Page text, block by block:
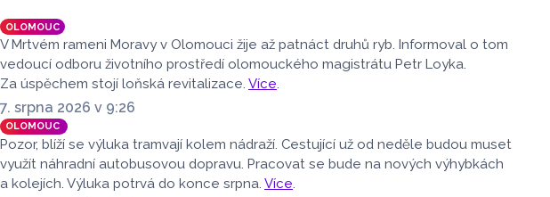
na dlouhou dobu rozešly. Minulý rok
ale britpopová kapela Vertigo
nabrala druhý dech. Tentokrát už v
pozměněné sestavě.
pouze dospělým divákům. Filmové
novinky představil Radek Kreuziger
OLOMOUC
V Mrtvém rameni Moravy v Olomouci žije až patnáct druhů ryb. Informoval o tom
vedoucí odboru životního prostředí olomouckého magistrátu Petr Loyka.
Za úspěchem stojí loňská revitalizace. Více.
7. srpna 2026 v 9:26
OLOMOUC
Pozor, blíží se výluka tramvají kolem nádraží. Cestující už od neděle budou muset
využít náhradní autobusovou dopravu. Pracovat se bude na nových výhybkách
a kolejích. Výluka potrvá do konce srpna. Více.